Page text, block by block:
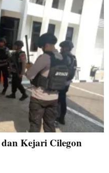
Kejari Cilegon